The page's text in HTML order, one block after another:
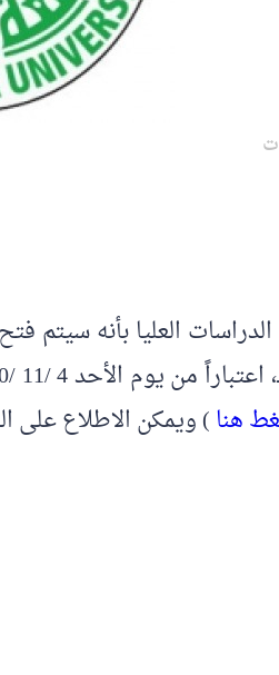
العليا بأنه سيتم
هنا) ويمكن الاطلاع على